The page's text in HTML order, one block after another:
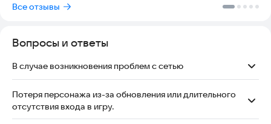
союзные бонусы, которые усиливают отряд! Ваша стратегия
Бросьте вызов игрокам со всего мира в захватывающих PvP-
рейтинге и сражайтесь вместе с друзьями против мощных
Боссов!
· Автоматический и ручной режим!
Любите продумывать каждый шаг? Или предпочитаете
автобитвы? Выбирайте свой стиль – играйте так, как вам
Все отзывы
Вопросы и ответы
В случае возникновения проблем с сетью
Пожалуйста, попробуйте сменить сеть (мобильные данные –
Wi-Fi – VPN).
Потеря персонажа из-за обновления или длительного
отсутствия входа в игру.
Вы можете нажать на аватар под любым персонажем и